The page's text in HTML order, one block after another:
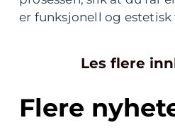
er funksjonell og
Les flere
Flere